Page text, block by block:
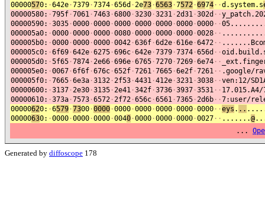
00000570: ·642e ·7379 ·7374 ·656d ·2e73 ·6563 ·7572 ·6974 · ·d.system.s
00000580: ·795f ·7061 ·7463 ·6800 ·3230 ·3231 ·2d31 ·302d · ·
00000590: ·3035 ·0000 ·0000 ·0000 ·0000 ·0000 ·0000 ·0000 · ·
000005a0: ·0000 ·0000 ·0000 ·0080 ·0000 ·0000 ·0000 ·0028 · ·
000005b0: ·0000 ·0000 ·0000 ·0042 ·636f ·6d2e ·616e ·6472 · ·
000005c0: ·6f69 ·642e ·6275 ·696c ·642e ·7379 ·7374 ·656d · ·
000005d0: ·5f65 ·7874 ·2e66 ·696e ·6765 ·7270 ·7269 ·6e74 · ·
000005e0: ·0067 ·6f6f ·676c ·652f ·7261 ·7665 ·6e2f ·7261 · · .google/
000005f0: ·7665 ·6e3a ·3132 ·2f53 ·4431 ·412e ·3231 ·3038 · ·ven:12/
00000600: ·3137 ·2e30 ·3135 ·2e41 ·342f ·3736 ·3937 ·3531 · · 17.015.A4/
00000610: ·373a ·7573 ·6572 ·2f72 ·656c ·6561 ·7365 ·2d6b · ·7:user/
00000620: ·6579 ·7300 ·0000 ·0000 ·0000 ·0000 ·0000 ·0000 · ·eys . ..
00000630: ·0000 ·0000 ·0000 ·0040 ·0000 ·0000 ·0000 ·0027 · · .......@
...
Generated by diffoscope 178